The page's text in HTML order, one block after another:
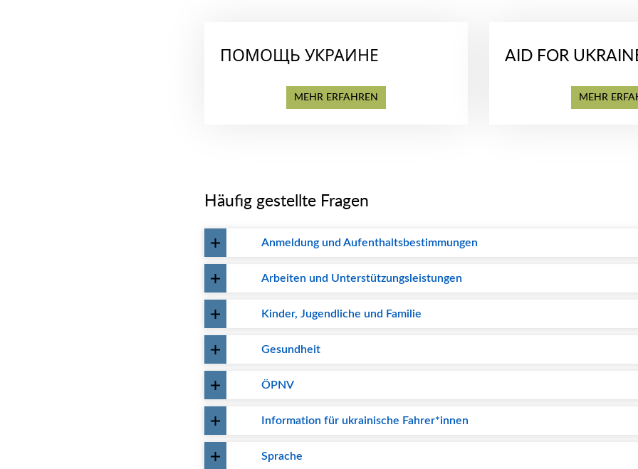
ПОМОЩЬ УКРАИНЕ
MEHR ERFAHREN
AID FOR
MEHR
Häufig gestellte Fragen
Anmeldung und Aufenthaltsbestimmungen
Arbeiten und Unterstützungsleistungen
Kinder, Jugendliche und Familie
Gesundheit
ÖPNV
Information für ukrainische Fahrer*innen
Sprache